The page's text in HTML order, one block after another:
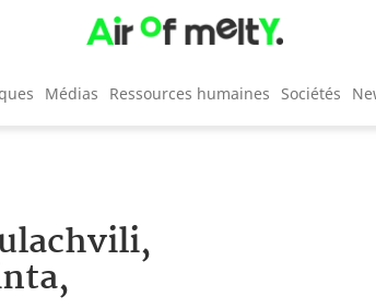
Médias Ressources humaines Sociétés